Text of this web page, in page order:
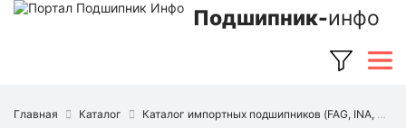
Подшипник-инфо
Главная Каталог Каталог импортных подшипников (FAG, INA, SKF, NSK, Timken и др.)